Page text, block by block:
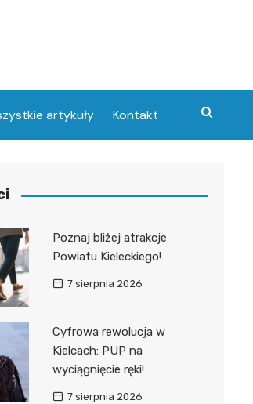
artykuły Kontakt
Poznaj bliżej atrakcje
Powiatu Kieleckiego!
7 sierpnia 2026
Cyfrowa rewolucja w
Kielcach: PUP na
wyciągnięcie ręki!
7 sierpnia 2026